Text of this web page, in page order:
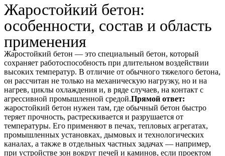
Жаростойкий бетон:
особенности, состав и область
применения
Жаростойкий бетон — это специальный бетон, который
сохраняет работоспособность при длительном воздействии
высоких температур. В отличие от обычного тяжелого бетона,
он рассчитан не только на механическую нагрузку, но и на
нагрев, циклы охлаждения и, в ряде случаев, на контакт с
агрессивной промышленной средой.Прямой ответ:
жаростойкий бетон нужен там, где обычный бетон быстро
теряет прочность, растрескивается и разрушается от
температуры. Его применяют в печах, тепловых агрегатах,
промышленных установках, дымовых и технологических
каналах, а также в отдельных частных задачах — например,
при устройстве зон вокруг печей и каминов, если проектом